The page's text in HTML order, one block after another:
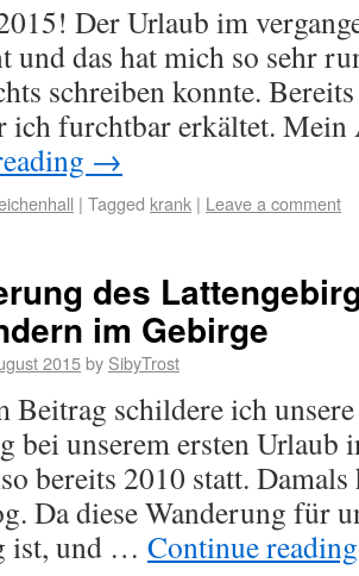
Der Urlaub im
und das hat mich so sehr
schreiben konnte.
ich furchtbar erkältet.
→
| Tagged krank | Leave a comment
des
im Gebirge
2015by SibyTrost
Beitrag schildere ich
bei unserem ersten Urlaub
bereits 2010 statt.
Da diese Wanderung für
ist, und … Continue